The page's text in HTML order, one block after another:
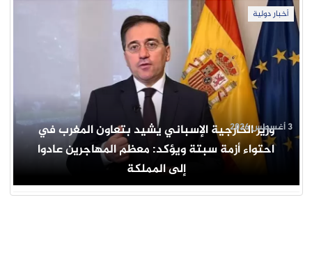
أخبار دولية
وزير الخارجية الإسباني يشيد بتعاون المغرب في
احتواء أزمة سبتة ويؤكد: معظم المهاجرين عادوا
إلى المملكة
3 أغسطس 2026
جار التحميل ...